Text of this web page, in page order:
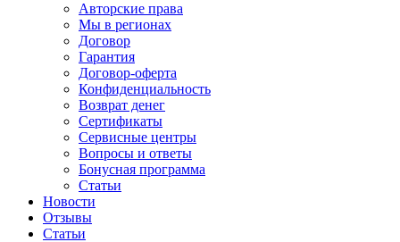
Авторские права
Мы в регионах
Договор
Гарантия
Договор-оферта
Конфиденциальность
Возврат денег
Сертификаты
Сервисные центры
Вопросы и ответы
Бонусная программа
Статьи
Новости
Отзывы
Статьи